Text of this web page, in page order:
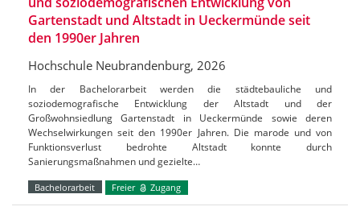
Gartenstadt und Altstadt in Ueckermünde seit
den 1990er Jahren
Hochschule Neubrandenburg, 2026
In der Bachelorarbeit werden die städtebauliche und
soziodemografische Entwicklung der Altstadt und der
Großwohnsiedlung Gartenstadt in Ueckermünde sowie deren
Wechselwirkungen seit den 1990er Jahren. Die marode und von
Funktionsverlust bedrohte Altstadt konnte durch
Sanierungsmaßnahmen und gezielte…
Bachelorarbeit Freier Zugang